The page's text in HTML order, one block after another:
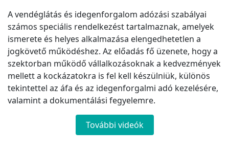
A vendéglátás és idegenforgalom adózási szabályai
számos speciális rendelkezést tartalmaznak, amelyek
ismerete és helyes alkalmazása elengedhetetlen a
jogkövető működéshez. Az előadás fő üzenete, hogy a
szektorban működő vállalkozásoknak a kedvezmények
mellett a kockázatokra is fel kell készülniük, különös
tekintettel az áfa és az idegenforgalmi adó kezelésére,
valamint a dokumentálási fegyelemre.
További videók